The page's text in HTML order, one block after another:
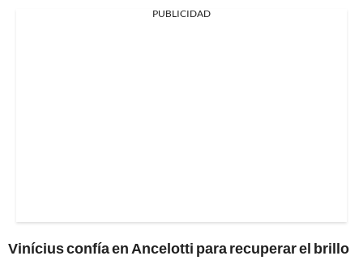
PUBLICIDAD
Vinícius confía en Ancelotti para recuperar el brillo